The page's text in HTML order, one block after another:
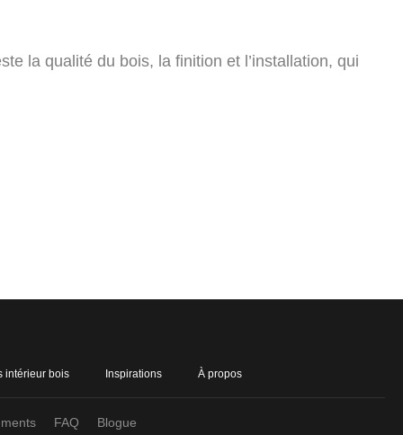
la qualité du bois, la finition et l’installation, qui
intérieur bois Inspirations À propos
FAQ Blogue